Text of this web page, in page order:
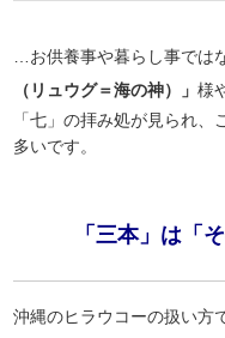
…お供養事や暮らし事では
（リュウグ＝海の神）」様
「七」の拝み処が見られ
多いです。
「三本」は「
沖縄のヒラウコーの扱い方